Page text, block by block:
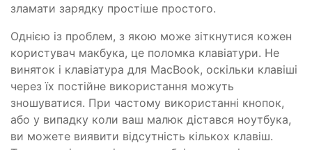
зламати зарядку простіше простого.
Однією із проблем, з якою може зіткнутися кожен
користувач макбука, це поломка клавіатури. Не
виняток і клавіатура для MacBook, оскільки клавіші
через їх постійне використання можуть
зношуватися. При частому використанні кнопок,
або у випадку коли ваш малюк дістався ноутбука,
ви можете виявити відсутність кількох клавіш.